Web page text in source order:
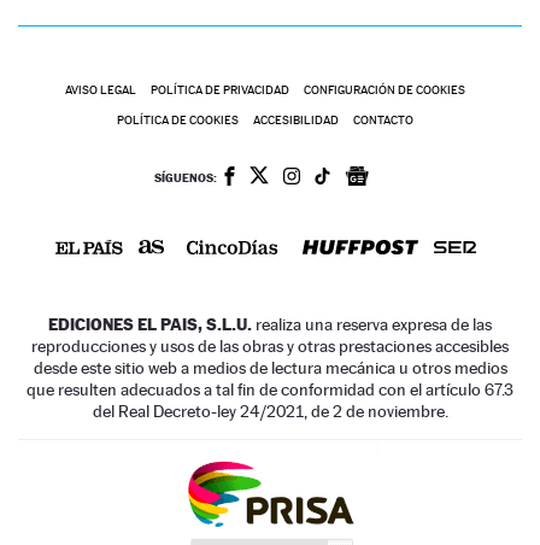
AVISO LEGAL POLÍTICA DE PRIVACIDAD CONFIGURACIÓN DE COOKIES
POLÍTICA DE COOKIES ACCESIBILIDAD CONTACTO
SÍGUENOS:
EDICIONES EL PAIS, S.L.U. realiza una reserva expresa de las
reproducciones y usos de las obras y otras prestaciones accesibles
desde este sitio web a medios de lectura mecánica u otros medios
que resulten adecuados a tal fin de conformidad con el artículo 67.3
del Real Decreto-ley 24/2021, de 2 de noviembre.